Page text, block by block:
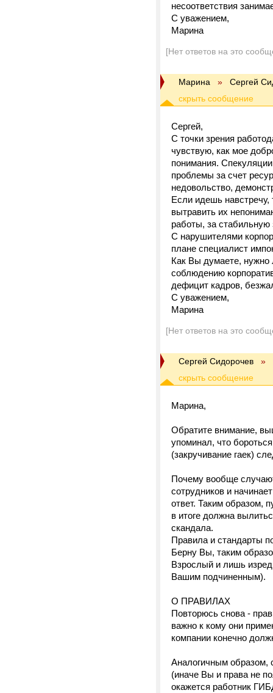
несоответствия
С уважением,
Марина
[Нет ответов на это
Марина » Сергей
Сергей,
С точки зрения
чувствую, как мое
понимания.
проблемы за счет
недовольство,
Если идешь навстречу,
вытравить их
работы, за
С нарушителями
плане специалист
Как Вы думаете, нужно
соблюдению
дефицит кадров,
С уважением,
Марина
[Нет ответов на это
Сергей Сидорочев »
Марина,
Обратите внимание,
упоминал, что
(закручивание гаек)
Почему вообще
сотрудников и
ответ. Таким образом,
в итоге должна
скандала.
Правила и стандарты
Берну Вы, таким
Взрослый и лишь
Вашим подчиненным).
О ПРАВИЛАХ
Повторюсь снова -
важно к кому они
компании конечно
Аналогичным образом,
(иначе Вы и права не
окажется работник